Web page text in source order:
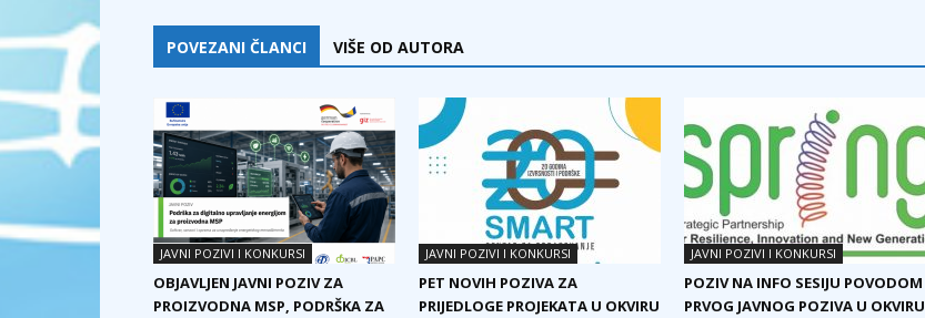
POVEZANI ČLANCI VIŠE OD AUTORA
JAVNI POZIVI I KONKURSI
OBJAVLJEN JAVNI POZIV ZA
PROIZVODNA MSP, PODRŠKA ZA
JAVNI POZIVI I KONKURSI
PET NOVIH POZIVA ZA
PRIJEDLOGE PROJEKATA U OKVIRU
JAVNI POZIVI I KONKURSI
POZIV NA INFO SESIJU POVODOM
PRVOG JAVNOG POZIVA U OKVIRU